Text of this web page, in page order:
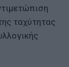
ταχύτητας